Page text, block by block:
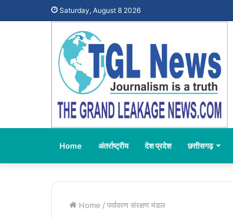
Saturday, August 8 2026
Home अंतर्राष्ट्रीय देश प्रदेश छत्तीसगढ़
Home / पर्यावरण संरक्षण मंडल